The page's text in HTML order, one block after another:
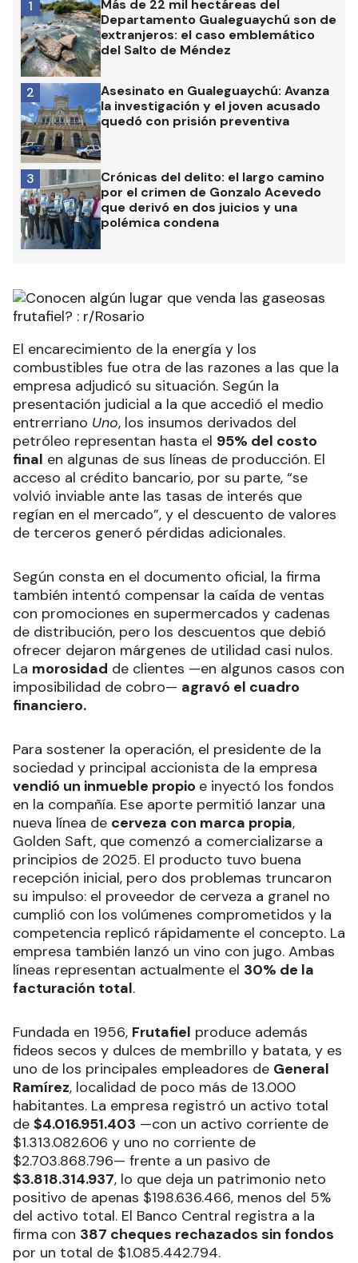
Más de 22 mil hectáreas del
Departamento Gualeguaychú son de
extranjeros: el caso emblemático
del Salto de Méndez
1
Asesinato en Gualeguaychú: Avanza
la investigación y el joven acusado
quedó con prisión preventiva
2
Crónicas del delito: el largo camino
por el crimen de Gonzalo Acevedo
que derivó en dos juicios y una
polémica condena
3
El encarecimiento de la energía y los
combustibles fue otra de las razones a las que la
empresa adjudicó su situación. Según la
presentación judicial a la que accedió el medio
entrerriano Uno, los insumos derivados del
petróleo representan hasta el 95% del costo
final en algunas de sus líneas de producción. El
acceso al crédito bancario, por su parte, “se
volvió inviable ante las tasas de interés que
regían en el mercado”, y el descuento de valores
de terceros generó pérdidas adicionales.
Según consta en el documento oficial, la firma
también intentó compensar la caída de ventas
con promociones en supermercados y cadenas
de distribución, pero los descuentos que debió
ofrecer dejaron márgenes de utilidad casi nulos.
La morosidad de clientes —en algunos casos con
imposibilidad de cobro— agravó el cuadro
financiero.
Para sostener la operación, el presidente de la
sociedad y principal accionista de la empresa
vendió un inmueble propio e inyectó los fondos
en la compañía. Ese aporte permitió lanzar una
nueva línea de cerveza con marca propia,
Golden Saft, que comenzó a comercializarse a
principios de 2025. El producto tuvo buena
recepción inicial, pero dos problemas truncaron
su impulso: el proveedor de cerveza a granel no
cumplió con los volúmenes comprometidos y la
competencia replicó rápidamente el concepto. La
empresa también lanzó un vino con jugo. Ambas
líneas representan actualmente el 30% de la
facturación total.
Fundada en 1956, Frutafiel produce además
fideos secos y dulces de membrillo y batata, y es
uno de los principales empleadores de General
Ramírez, localidad de poco más de 13.000
habitantes. La empresa registró un activo total
de $4.016.951.403 —con un activo corriente de
$1.313.082.606 y uno no corriente de
$2.703.868.796— frente a un pasivo de
$3.818.314.937, lo que deja un patrimonio neto
positivo de apenas $198.636.466, menos del 5%
del activo total. El Banco Central registra a la
firma con 387 cheques rechazados sin fondos
por un total de $1.085.442.794.